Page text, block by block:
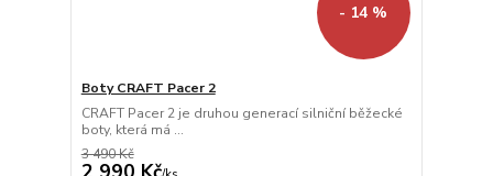
- 14 %
Boty CRAFT Pacer 2
CRAFT Pacer 2 je druhou generací silniční běžecké
boty, která má ...
3 490 Kč